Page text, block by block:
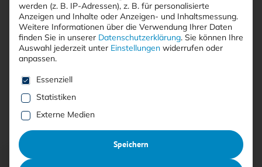
Breadcrumb-Navigation
Alle Beiträge von Sebastian
Neumaier
werden (z. B. IP-Adressen), z. B. für personalisierte
Anzeigen und Inhalte oder Anzeigen- und Inhaltsmessung.
Weitere Informationen über die Verwendung Ihrer Daten
finden Sie in unserer Datenschutzerklärung. Sie können Ihre
Auswahl jederzeit unter Einstellungen widerrufen oder
anpassen.
Es folgt eine Liste der Service-Gruppen, für die eine
Essenziell
Statistiken
Externe Medien
Speichern